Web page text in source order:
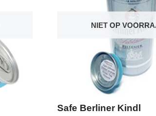
NIET OP
Safe Berliner Kindl